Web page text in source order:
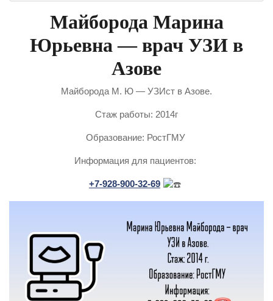
Майборода Марина
Юрьевна — врач УЗИ в
Азове
Майборода М. Ю — УЗИст в Азове.
Стаж работы: 2014г
Образование: РостГМУ
Информация для пациентов:
+7-928-900-32-69